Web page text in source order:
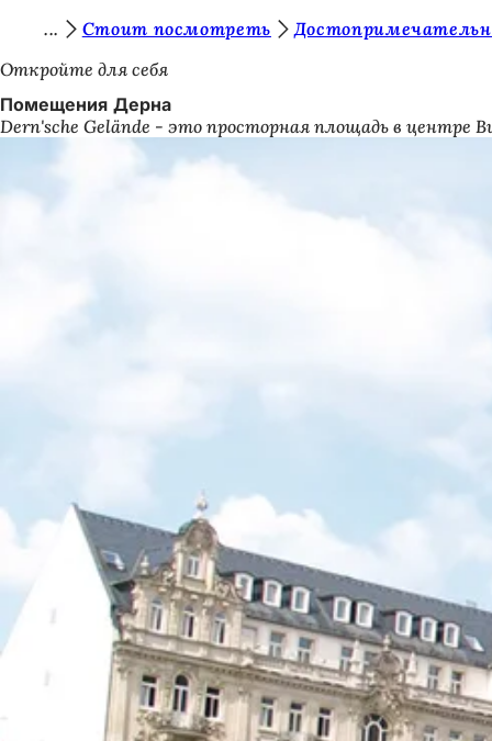
Перейти к содержимому
ы
з
д
с
Стоит посмотреть
Откройте для себя
Помещения Дерна
Dern'sche Gelände - это просторная площадь в центре